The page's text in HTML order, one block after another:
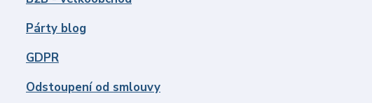
Párty blog
GDPR
Odstoupení od smlouvy